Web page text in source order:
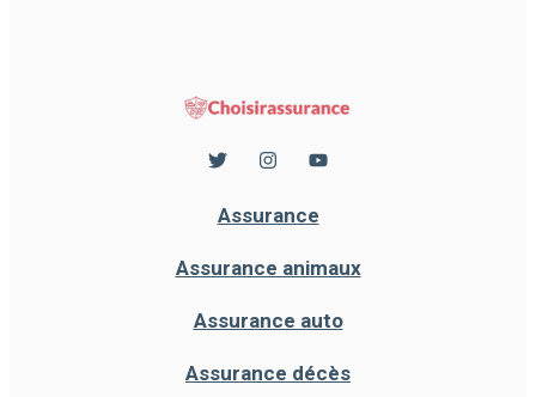
Assurance
Assurance animaux
Assurance auto
Assurance décès